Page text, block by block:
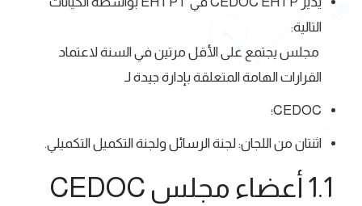
التالية:
مجلس يجتمع على الأقل مرتين في السنة لاعتماد
القرارات الهامة المتعلقة بإدارة جيدة لـ
CEDOC؛
اثنتان من اللجان: لجنة الرسائل ولجنة التكميل التكميلي.
1.1 أعضاء مجلس CEDOC